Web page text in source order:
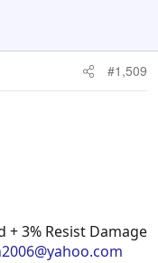
#1,509
+ 3% Resist Damage